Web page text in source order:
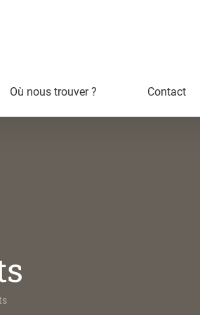
Où nous trouver ? Contact